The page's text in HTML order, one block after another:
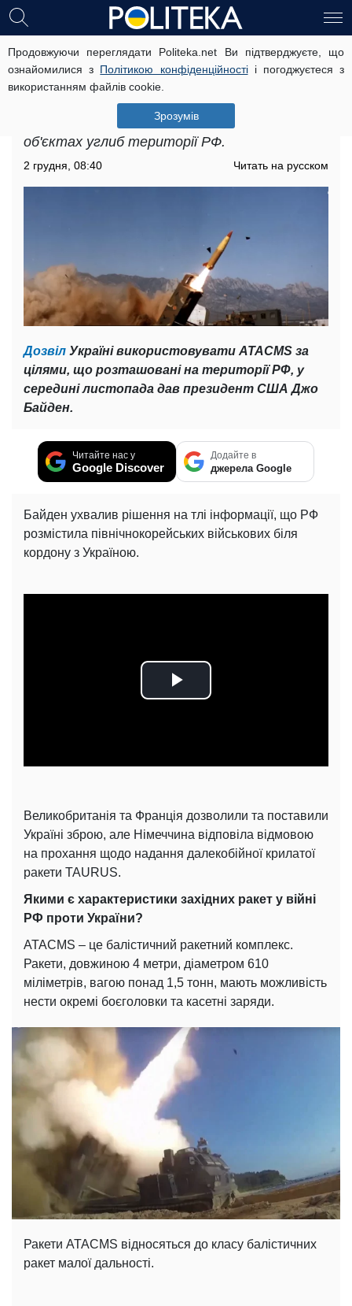
Продовжуючи переглядати Politeka.net Ви підтверджуєте, що
ознайомилися з Політикою конфіденційностіі погоджуєтеся з
використанням файлів cookie.
Зрозумів
Удари по військових об'єктах Росії:
які можливості західних ракет
США, Великобританія та Франція дали
дозвіл Україні завдавати ударів по військових
об'єктах углиб території РФ.
2 грудня, 08:40 Читать на русском
Дозвіл Україні використовувати ATACMS за
цілями, що розташовані на території РФ, у
середині листопада дав президент США Джо
Байден.
Читайте нас у
Google Discover
Додайте в
джерела Google
Байден ухвалив рішення на тлі інформації, що РФ
розмістила північнокорейських військових біля
кордону з Україною.
Play
Великобританія та Франція дозволили та поставили
Україні зброю, але Німеччина відповіла відмовою
на прохання щодо надання далекобійної крилатої
ракети TAURUS.
Якими є характеристики західних ракет у війні
РФ проти України?
ATACMS – це балістичний ракетний комплекс.
Ракети, довжиною 4 метри, діаметром 610
міліметрів, вагою понад 1,5 тонн, мають можливість
нести окремі боєголовки та касетні заряди.
Ракети ATACMS відносяться до класу балістичних
ракет малої дальності.